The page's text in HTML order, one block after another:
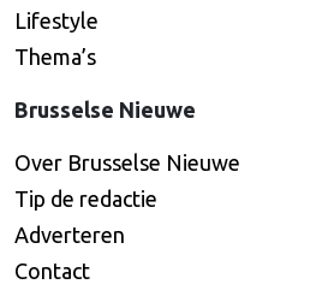
Lifestyle
Thema’s
Brusselse Nieuwe
Over Brusselse Nieuwe
Tip de redactie
Adverteren
Contact